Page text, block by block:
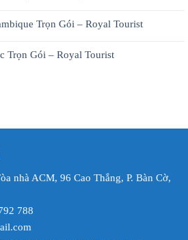
Trọn Gói – Royal Tourist
Trọn Gói – Royal Tourist
nhà ACM, 96 Cao Thắng, P. Bàn Cờ,
788